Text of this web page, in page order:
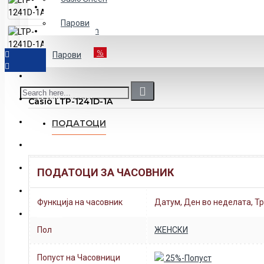
Casio Sheen
Парови
Парови
POPUST-50% %
DANIEL KLEIN
EDIFICE
ДЕТСКИ
MEN"S COLLECTION
Casio LTP-1241D-1A
ПОДАТОЦИ
ПОДАТОЦИ ЗА ЧАСОВНИК
Функција на часовник Датум, Ден во неделата,
Пол ЖЕНСКИ
Попуст на Часовници 25%-Попуст